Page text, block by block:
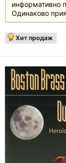
информативно
Одинаково
Хит продаж